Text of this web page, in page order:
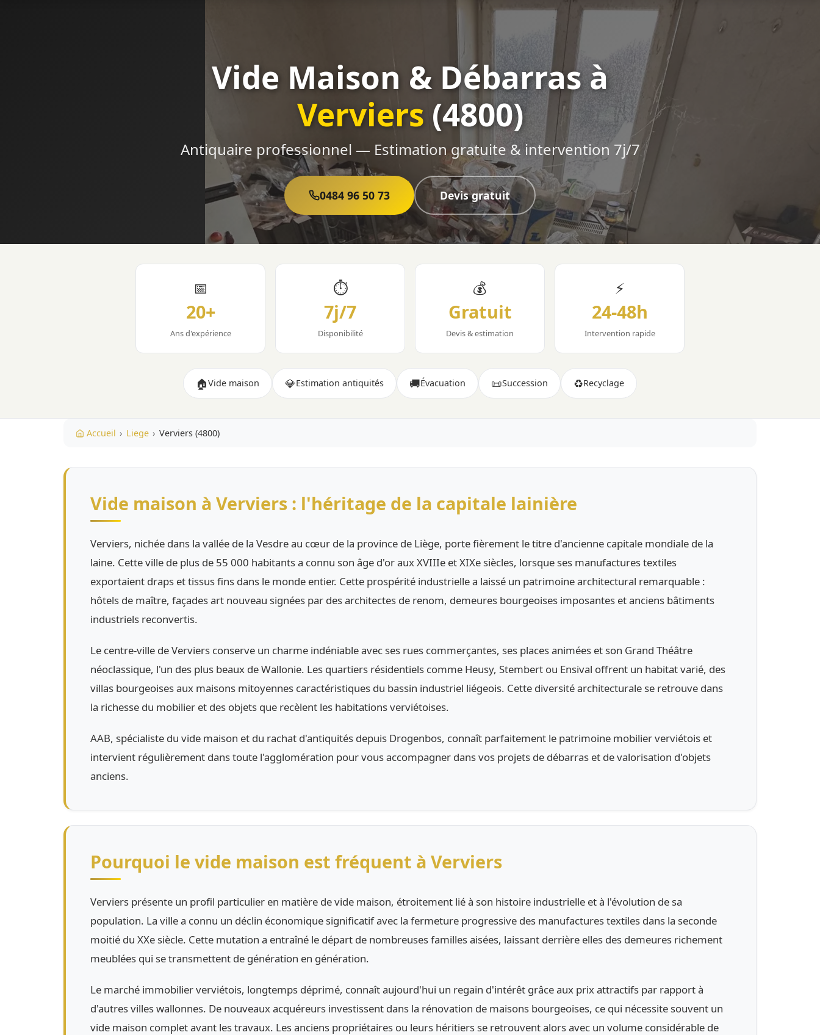
Vide Maison & Débarras à
Verviers (4800)
Antiquaire professionnel — Estimation gratuite & intervention 7j/7
0484 96 50 73 Devis gratuit
📅
20+
Ans d'expérience
⏱
7j/7
Disponibilité
💰
Gratuit
Devis & estimation
⚡
24-48h
Intervention rapide
🏠Vide maison 💎Estimation antiquités 🚚Évacuation 📜Succession ♻️Recyclage
Accueil › Liege › Verviers (4800)
Vide maison à Verviers : l'héritage de la capitale lainière
Verviers, nichée dans la vallée de la Vesdre au cœur de la province de Liège, porte fièrement le titre d'ancienne capitale mondiale de la
laine. Cette ville de plus de 55 000 habitants a connu son âge d'or aux XVIIIe et XIXe siècles, lorsque ses manufactures textiles
exportaient draps et tissus fins dans le monde entier. Cette prospérité industrielle a laissé un patrimoine architectural remarquable :
hôtels de maître, façades art nouveau signées par des architectes de renom, demeures bourgeoises imposantes et anciens bâtiments
industriels reconvertis.
Le centre-ville de Verviers conserve un charme indéniable avec ses rues commerçantes, ses places animées et son Grand Théâtre
néoclassique, l'un des plus beaux de Wallonie. Les quartiers résidentiels comme Heusy, Stembert ou Ensival offrent un habitat varié, des
villas bourgeoises aux maisons mitoyennes caractéristiques du bassin industriel liégeois. Cette diversité architecturale se retrouve dans
la richesse du mobilier et des objets que recèlent les habitations verviétoises.
AAB, spécialiste du vide maison et du rachat d'antiquités depuis Drogenbos, connaît parfaitement le patrimoine mobilier verviétois et
intervient régulièrement dans toute l'agglomération pour vous accompagner dans vos projets de débarras et de valorisation d'objets
anciens.
Pourquoi le vide maison est fréquent à Verviers
Verviers présente un profil particulier en matière de vide maison, étroitement lié à son histoire industrielle et à l'évolution de sa
population. La ville a connu un déclin économique significatif avec la fermeture progressive des manufactures textiles dans la seconde
moitié du XXe siècle. Cette mutation a entraîné le départ de nombreuses familles aisées, laissant derrière elles des demeures richement
meublées qui se transmettent de génération en génération.
Le marché immobilier verviétois, longtemps déprimé, connaît aujourd'hui un regain d'intérêt grâce aux prix attractifs par rapport à
d'autres villes wallonnes. De nouveaux acquéreurs investissent dans la rénovation de maisons bourgeoises, ce qui nécessite souvent un
vide maison complet avant les travaux. Les anciens propriétaires ou leurs héritiers se retrouvent alors avec un volume considérable de